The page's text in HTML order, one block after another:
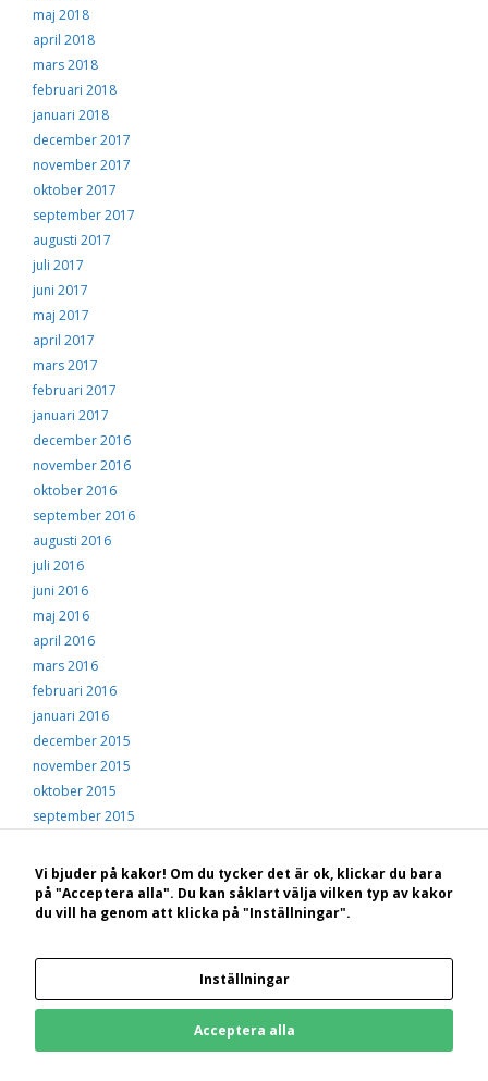
maj 2018
april 2018
mars 2018
februari 2018
januari 2018
december 2017
november 2017
oktober 2017
september 2017
augusti 2017
juli 2017
juni 2017
maj 2017
april 2017
mars 2017
februari 2017
januari 2017
december 2016
november 2016
oktober 2016
september 2016
augusti 2016
juli 2016
juni 2016
maj 2016
april 2016
mars 2016
februari 2016
januari 2016
december 2015
november 2015
oktober 2015
september 2015
juli 2015
juni 2015
maj 2015
© 2026 Hälsingekusten• Byggt med
Bakom Hälsingekusten.se står: STF Hotell, konferens och vandrarhem Hudiksvall
Kungsgården Långvind, 825 96 Enånger | 0650-822 33 | 070-660 55 60 |
Vi bjuder på kakor! Om du tycker det är ok, klickar du bara
på "Acceptera alla". Du kan såklart välja vilken typ av kakor
du vill ha genom att klicka på "Inställningar".
Inställningar
Acceptera alla